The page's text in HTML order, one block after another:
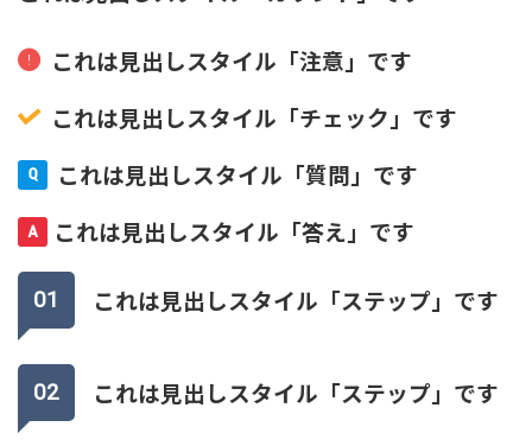
これは見出しスタイル「注意」です
これは見出しスタイル「チェック」です
これは見出しスタイル「質問」です
これは見出しスタイル「答え」です
これは見出しスタイル「ステップ」です
これは見出しスタイル「ステップ」です